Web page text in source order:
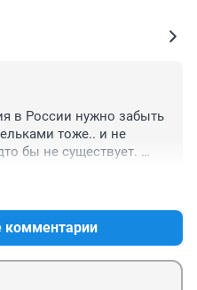
в России нужно забыть
тоже.. и не
бы не существует.
комментарии